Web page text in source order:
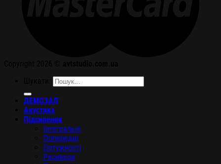
ДЕМОЗАЛ
Акустика
Підсилення
Інтегральні
Попередні
Потужності
Ресивери